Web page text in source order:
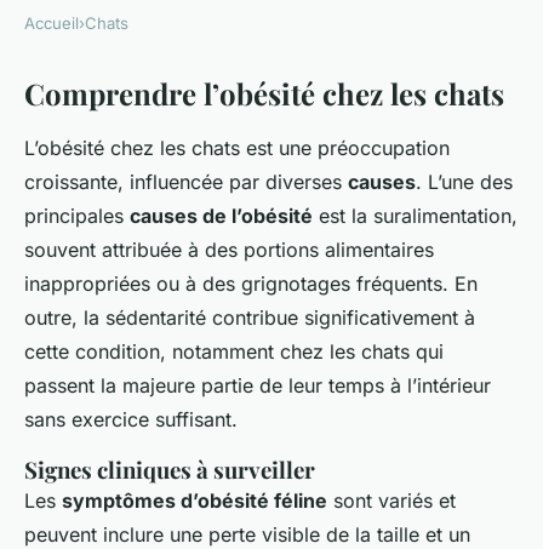
Comment gérer l'obésité chez
les chats
Clément•4 novembre 2024• 7 min de lecture
Accueil›Chats
Comprendre l’obésité chez les chats
L’obésité chez les chats est une préoccupation
croissante, influencée par diverses causes. L’une des
principales causes de l’obésité est la suralimentation,
souvent attribuée à des portions alimentaires
inappropriées ou à des grignotages fréquents. En
outre, la sédentarité contribue significativement à
cette condition, notamment chez les chats qui
passent la majeure partie de leur temps à l’intérieur
sans exercice suffisant.
Signes cliniques à surveiller
Les symptômes d’obésité féline sont variés et
peuvent inclure une perte visible de la taille et un